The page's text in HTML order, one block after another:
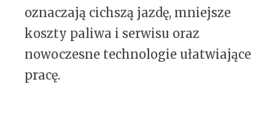
oznaczają cichszą jazdę, mniejsze
koszty paliwa i serwisu oraz
nowoczesne technologie ułatwiające
pracę.